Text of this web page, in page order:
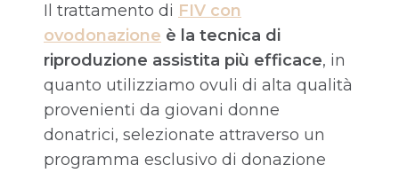
Il trattamento di FIV con
ovodonazione è la tecnica di
riproduzione assistita più efficace, in
quanto utilizziamo ovuli di alta qualità
provenienti da giovani donne
donatrici, selezionate attraverso un
programma esclusivo di donazione